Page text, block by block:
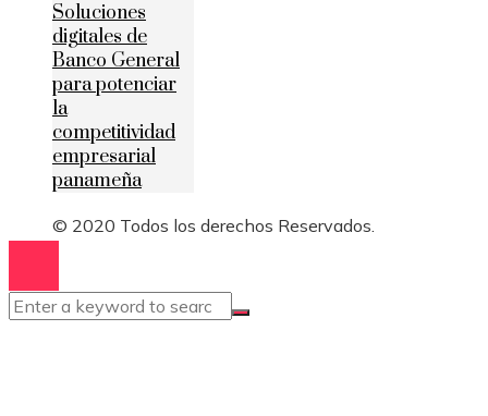
Soluciones
digitales de
Banco General
para potenciar
la
competitividad
empresarial
panameña
© 2020 Todos los derechos Reservados.